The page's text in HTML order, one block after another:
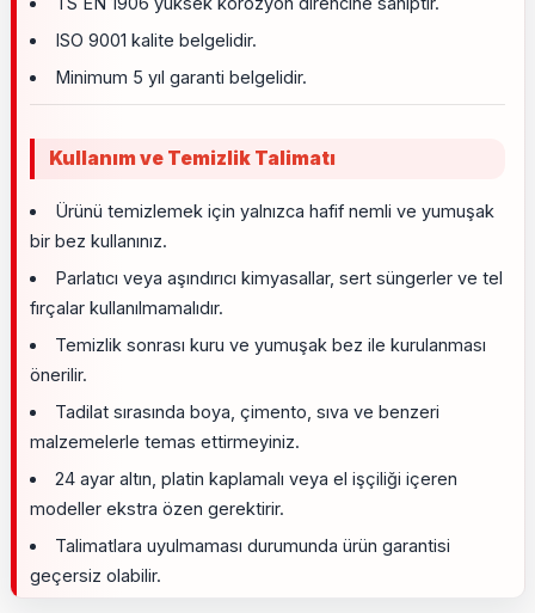
ISO 9001 kalite belgelidir.
Minimum 5 yıl garanti belgelidir.
Kullanım ve Temizlik Talimatı
Ürünü temizlemek için yalnızca hafif nemli ve yumuşak
bir bez kullanınız.
Parlatıcı veya aşındırıcı kimyasallar, sert süngerler ve tel
fırçalar kullanılmamalıdır.
Temizlik sonrası kuru ve yumuşak bez ile kurulanması
önerilir.
Tadilat sırasında boya, çimento, sıva ve benzeri
malzemelerle temas ettirmeyiniz.
24 ayar altın, platin kaplamalı veya el işçiliği içeren
modeller ekstra özen gerektirir.
Talimatlara uyulmaması durumunda ürün garantisi
geçersiz olabilir.